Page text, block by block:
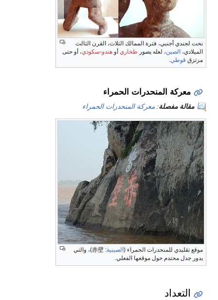
نحت لجندي أجنبي، فترة الممالك الثلاث، القرن الثالث
الميلادي، الصين، لعله يصور طخاري أو هندو-سكوذي، أو حتى
مرتزق قوطي
معركة المنحدرات الحمراء
مقالة مفصلة: معركة المنحدرات الحمراء
موقع تقليدي للمنحدرات الحمراء (الصينية:
赤壁)، والتي
يدور جدل محتدم حول موقعها الفعلي.
التعداد